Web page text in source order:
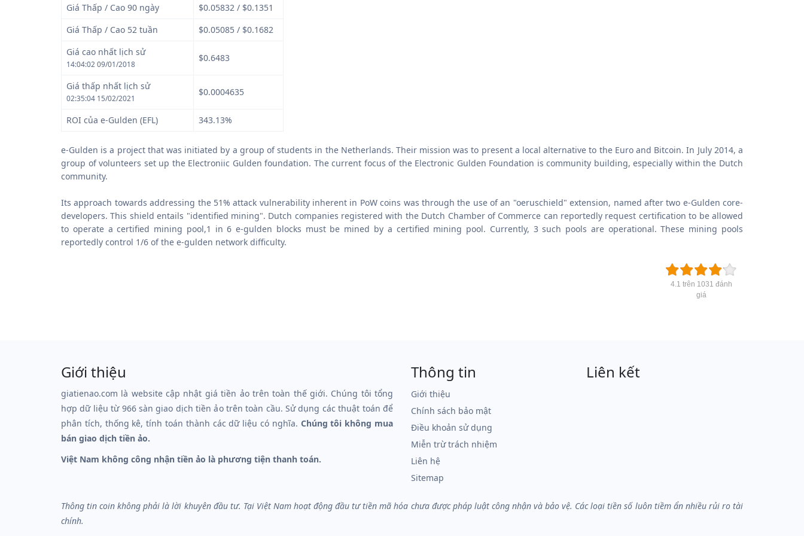
Giá Thấp / Cao 90 ngày
$0.05832 / $0.1351
Giá Thấp / Cao 52 tuần
$0.05085 / $0.1682
Giá cao nhất lịch sử
14:04:02 09/01/2018
$0.6483
Giá thấp nhất lịch sử
02:35:04 15/02/2021
$0.0004635
ROI của e-Gulden (EFL) 343.13%
e-Gulden is a project that was initiated by a group of students in the Netherlands. Their mission was to present a local alternative to the Euro and Bitcoin. In July 2014, a
group of volunteers set up the Electroniic Gulden foundation. The current focus of the Electronic Gulden Foundation is community building, especially within the Dutch
community.
Its approach towards addressing the 51% attack vulnerability inherent in PoW coins was through the use of an "oeruschield" extension, named after two e-Gulden core-
developers. This shield entails "identified mining". Dutch companies registered with the Dutch Chamber of Commerce can reportedly request certification to be allowed
to operate a certified mining pool,1 in 6 e-gulden blocks must be mined by a certified mining pool. Currently, 3 such pools are operational. These mining pools
reportedly control 1/6 of the e-gulden network difficulty.
4.1 trên 1031 đánh
giá
Giới thiệu
giatienao.com là website cập nhật giá tiền ảo trên toàn thế giới. Chúng tôi tổng
hợp dữ liệu từ 966 sàn giao dịch tiền ảo trên toàn cầu. Sử dụng các thuật toán để
phân tích, thống kê, tính toán thành các dữ liệu có nghĩa. Chúng tôi không mua
bán giao dịch tiền ảo.
Việt Nam không công nhận tiền ảo là phương tiện thanh toán.
Thông tin
Giới thiệu
Chính sách bảo mật
Điều khoản sử dụng
Miễn trừ trách nhiệm
Liên hệ
Sitemap
Liên kết
Thông tin coin không phải là lời khuyên đầu tư. Tại Việt Nam hoạt động đầu tư tiền mã hóa chưa được pháp luật công nhận và bảo vệ. Các loại tiền số luôn tiềm ẩn nhiều rủi ro tài
chính.